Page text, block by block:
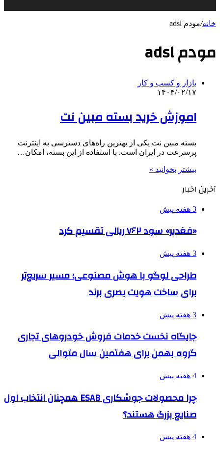
خانه/مودم adsl
مودم adsl
بازار و کسب و کار
۱۴۰۴/۰۲/۱۷
اموزش خرید بسته مبین نت
بسته مبین نت یکی از بهترین راه‌های دسترسی به اینترنت
پرسرعت در ایران است. با استفاده از این بسته، امکان…
بیشتر بخوانید »
آخرین اخبار
3 هفته پیش
«فغدیر» سود ۷۶۲ ریالی تقسیم کرد
3 هفته پیش
طراحی لوگو با هوش مصنوعی؛ مسیر سریع‌تر
برای ساخت هویت بصری برند
3 هفته پیش
جایگاه نخست خدمات فروش خودروهای تجاری
گروه بهمن برای هفتمین سال متوالی
4 هفته پیش
چرا محصولات جوشکاری ESAB همچنان انتخاب اول
صنایع بزرگ هستند؟
4 هفته پیش